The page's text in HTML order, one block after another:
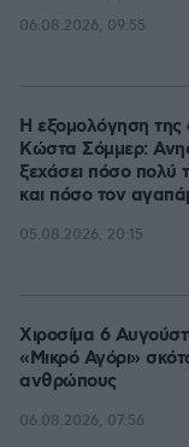
06.08.2026, 09:55
Η εξομολόγηση της
Κώστα Σόμμερ:
ξεχάσει πόσο πολύ
και πόσο τον
05.08.2026, 20:15
Χιροσίμα 6
«Μικρό Αγόρι»
ανθρώπους
06.08.2026, 07:56